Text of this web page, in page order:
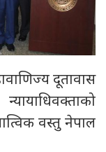
दूतावास
वस्तु नेपाल